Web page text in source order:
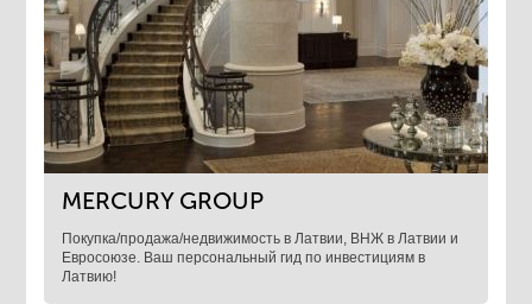
MERCURY GROUP
Покупка/продажа/недвижимость в Латвии, ВНЖ в Латвии и
Евросоюзе. Ваш персональный гид по инвестициям в
Латвию!